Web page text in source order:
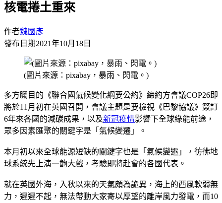
核電捲土重來
作者魏國彥
發布日期2021年10月18日
(圖片來源：pixabay，暴雨、閃電。)
多方矚目的《聯合國氣候變化綱要公約》締約方會議COP26即
將於11月初在英國召開，會議主題是要檢視《巴黎協議》簽訂
6年來各國的減碳成果，以及新冠疫情影響下全球綠能前途，
眾多因素匯聚的關鍵字是「氣候變遷」。
本月初以來全球能源短缺的關鍵字也是「氣候變遷」，彷彿地
球系統先上演一齣大戲，考驗即將赴會的各國代表。
就在英國外海，入秋以來的天氣頗為詭異，海上的西風軟弱無
力，遲遲不起，無法帶動大家寄以厚望的離岸風力發電，而10